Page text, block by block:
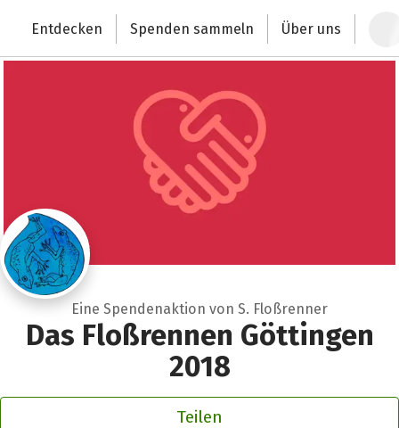
Deutschlands größte Spendenplattform
Entdecken Spenden sammeln Über uns
Eine Spendenaktion von S. Floßrenner
Das Floßrennen Göttingen
2018
Teilen